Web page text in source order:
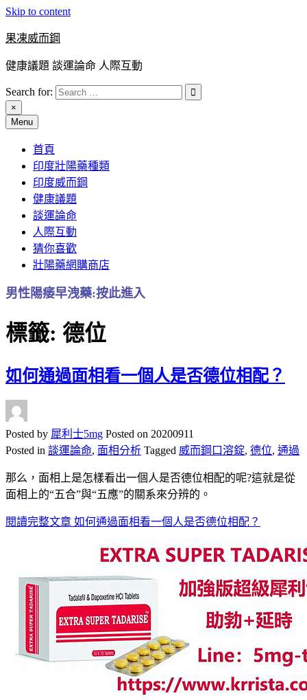
Skip to content
果凍威而鋼
健康議題 談運論命 人際互動
Search for:
×
Menu
首頁
印度壯陽藥種類
印度威而鋼
健康議題
談運論命
人際互動
猜你喜歡
壯陽藥網購商店
男性陽痿早洩藥:按此進入
標籤: 德位
如何通過面相看一個人是否德位相配？
Posted by 犀利士5mg Posted on 20200911
Posted in 談運論命, 面相分析 Tagged 威而鋼口溶錠, 德位, 通過
那么，面相上是怎樣看出一個人是否德位相配的呢?這就是從
面相上的“五合”與“五應”的關系來分辨的。
閱讀完整文章 如何通過面相看一個人是否德位相配？